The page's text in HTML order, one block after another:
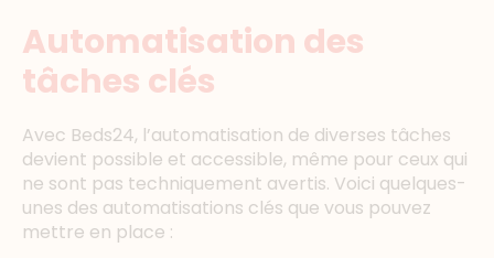
Automatisation des
tâches clés
Avec Beds24, l’automatisation de diverses tâches
devient possible et accessible, même pour ceux qui
ne sont pas techniquement avertis. Voici quelques-
unes des automatisations clés que vous pouvez
mettre en place :